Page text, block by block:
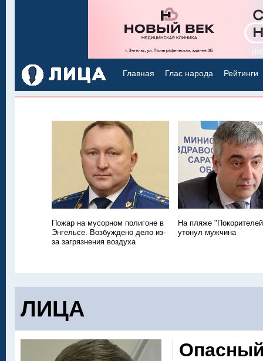
Главная Глас народа Рейтинги
Пожар на мусорном полигоне в
Энгельсе. Возбуждено дело из-
за загрязнения воздуха
На пляже
утонул мужчина
ЛИЦА